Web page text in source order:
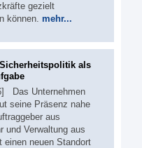
gezielt
können. mehr...
als
Das Unternehmen
seine Präsenz nahe
aus
und Verwaltung aus
einen neuen Standort